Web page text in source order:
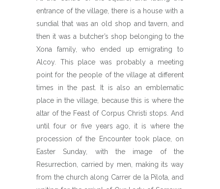
entrance of the village, there is a house with a
sundial that was an old shop and tavern, and
then it was a butcher’s shop belonging to the
Xona family, who ended up emigrating to
Alcoy. This place was probably a meeting
point for the people of the village at different
times in the past. It is also an emblematic
place in the village, because this is where the
altar of the Feast of Corpus Christi stops. And
until four or five years ago, it is where the
procession of the Encounter took place, on
Easter Sunday, with the image of the
Resurrection, carried by men, making its way
from the church along Carrer de la Pilota, and